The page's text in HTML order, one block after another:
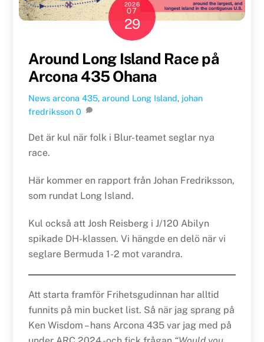
2026
07
29
Around Long Island Race på
Arcona 435 Ohana
News arcona 435, around Long Island, johan
fredriksson 0
Det är kul när folk i Blur-teamet seglar nya
race.
Här kommer en rapport från Johan Fredriksson,
som rundat Long Island.
Kul också att Josh Reisberg i J/120 Abilyn
spikade DH-klassen. Vi hängde en delö när vi
seglare Bermuda 1-2 mot varandra.
Att starta framför Frihetsgudinnan har alltid
funnits på min bucket list. Så när jag sprang på
Ken Wisdom – hans Arcona 435 var jag med på